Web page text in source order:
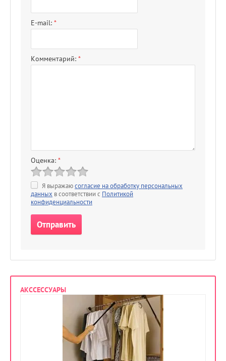
E-mail: *
Комментарий: *
Оценка: *
Я выражаюсогласие на обработку персональных
данных в соответствии с Политикой
конфиденциальности
АКССЕССУАРЫ